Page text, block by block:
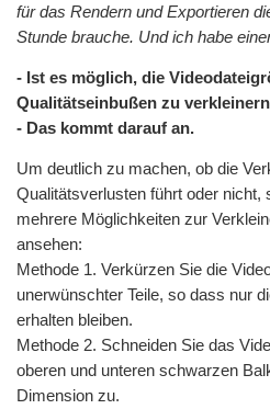
für das Rendern und Exportieren
Stunde brauche. Und ich habe
- Ist es möglich, die
Qualitätseinbußen zu
- Das kommt darauf an.
Um deutlich zu machen, ob die
Qualitätsverlusten führt oder nicht,
mehrere Möglichkeiten zur
ansehen:
Methode 1. Verkürzen Sie die
unerwünschter Teile, so dass nur
erhalten bleiben.
Methode 2. Schneiden Sie das
oberen und unteren schwarzen
Dimension zu.